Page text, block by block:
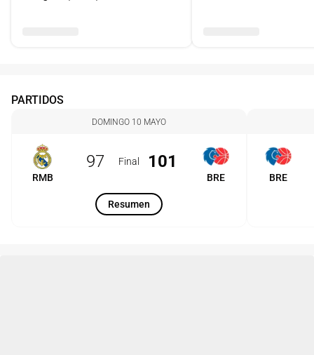
PARTIDOS
DOMINGO 10 MAYO
RMB
97 Final 101
BRE
Resumen
BRE